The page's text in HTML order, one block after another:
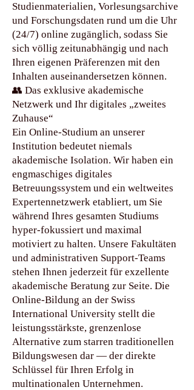
Studienmaterialien, Vorlesungsarchive
und Forschungsdaten rund um die Uhr
(24/7) online zugänglich, sodass Sie
sich völlig zeitunabhängig und nach
Ihren eigenen Präferenzen mit den
Inhalten auseinandersetzen können.
👥 Das exklusive akademische
Netzwerk und Ihr digitales „zweites
Zuhause“
Ein Online-Studium an unserer
Institution bedeutet niemals
akademische Isolation. Wir haben ein
engmaschiges digitales
Betreuungssystem und ein weltweites
Expertennetzwerk etabliert, um Sie
während Ihres gesamten Studiums
hyper-fokussiert und maximal
motiviert zu halten. Unsere Fakultäten
und administrativen Support-Teams
stehen Ihnen jederzeit für exzellente
akademische Beratung zur Seite. Die
Online-Bildung an der Swiss
International University stellt die
leistungsstärkste, grenzenlose
Alternative zum starren traditionellen
Bildungswesen dar — der direkte
Schlüssel für Ihren Erfolg in
multinationalen Unternehmen.